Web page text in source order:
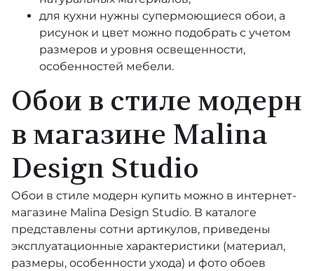
Parisienne
Etre
Fornasetti Selection
Fornasetti Senza Tempo II
Foundation
Geometric II
Historic Royal Palaces – Great Masters
Monte Carlo 7
для кухни нужны супермоющиеся обои, а
рисунок и цвет можно подобрать с учетом
размеров и уровня освещенности,
особенностей мебели.
Обои в стиле модерн
в магазине Malina
Design Studio
Обои в стиле модерн купить можно в интернет-
магазине Malina Design Studio. В каталоге
представлены сотни артикулов, приведены
эксплуатационные характеристики (материал,
размеры, особенности ухода) и фото обоев